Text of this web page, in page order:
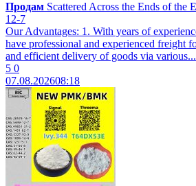
Продам Scattered Across the Ends of the
12-7
Our Advantages: 1. With years of
have professional and experienced freight
and efficient delivery of goods via various...
5 0
07.08.202608:18